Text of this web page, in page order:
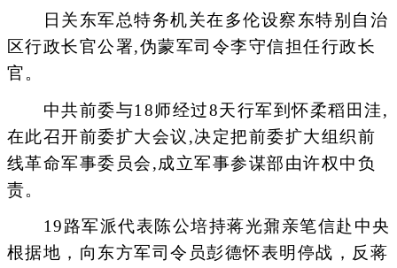
日关东军总特务机关在多伦设察东特别自治
区行政长官公署,伪蒙军司令李守信担任行政长
官。
中共前委与18师经过8天行军到怀柔稻田洼,
在此召开前委扩大会议,决定把前委扩大组织前
线革命军事委员会,成立军事参谋部由许权中负
责。
19路军派代表陈公培持蒋光鼐亲笔信赴中央
根据地，向东方军司令员彭德怀表明停战，反蒋